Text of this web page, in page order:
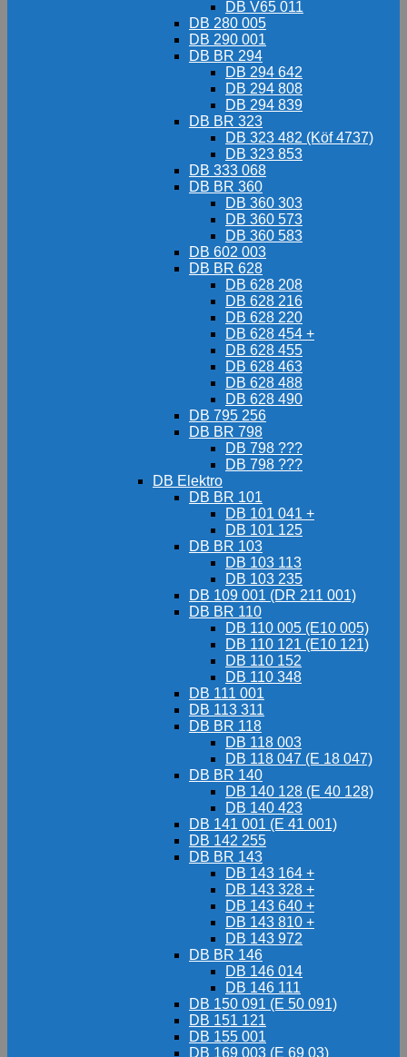
DB V65 011
DB 280 005
DB 290 001
DB BR 294
DB 294 642
DB 294 808
DB 294 839
DB BR 323
DB 323 482 (Köf 4737)
DB 323 853
DB 333 068
DB BR 360
DB 360 303
DB 360 573
DB 360 583
DB 602 003
DB BR 628
DB 628 208
DB 628 216
DB 628 220
DB 628 454 +
DB 628 455
DB 628 463
DB 628 488
DB 628 490
DB 795 256
DB BR 798
DB 798 ???
DB 798 ???
DB Elektro
DB BR 101
DB 101 041 +
DB 101 125
DB BR 103
DB 103 113
DB 103 235
DB 109 001 (DR 211 001)
DB BR 110
DB 110 005 (E10 005)
DB 110 121 (E10 121)
DB 110 152
DB 110 348
DB 111 001
DB 113 311
DB BR 118
DB 118 003
DB 118 047 (E 18 047)
DB BR 140
DB 140 128 (E 40 128)
DB 140 423
DB 141 001 (E 41 001)
DB 142 255
DB BR 143
DB 143 164 +
DB 143 328 +
DB 143 640 +
DB 143 810 +
DB 143 972
DB BR 146
DB 146 014
DB 146 111
DB 150 091 (E 50 091)
DB 151 121
DB 155 001
DB 169 003 (E 69 03)